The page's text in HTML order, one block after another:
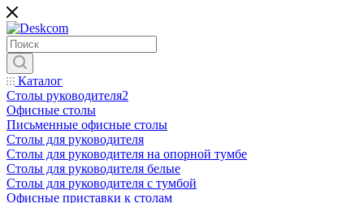
Каталог
Столы руководителя2
Офисные столы
Письменные офисные столы
Столы для руководителя
Столы для руководителя на опорной тумбе
Столы для руководителя белые
Столы для руководителя с тумбой
Офисные приставки к столам